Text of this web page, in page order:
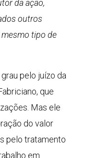
da ação,
outros
tipo de
pelo juízo da
que
Mas ele
do valor
pelo tratamento
em